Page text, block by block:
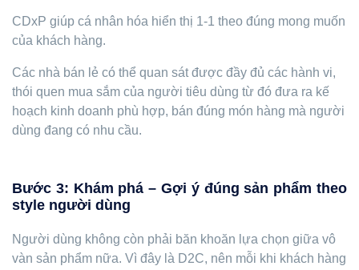
CDxP giúp cá nhân hóa hiển thị 1-1 theo đúng mong muốn
của khách hàng.
Các nhà bán lẻ có thể quan sát được đầy đủ các hành vi,
thói quen mua sắm của người tiêu dùng từ đó đưa ra kế
hoạch kinh doanh phù hợp, bán đúng món hàng mà người
dùng đang có nhu cầu.
Bước 3: Khám phá – Gợi ý đúng sản phẩm theo
style người dùng
Người dùng không còn phải băn khoăn lựa chọn giữa vô
vàn sản phẩm nữa. Vì đây là D2C, nên mỗi khi khách hàng